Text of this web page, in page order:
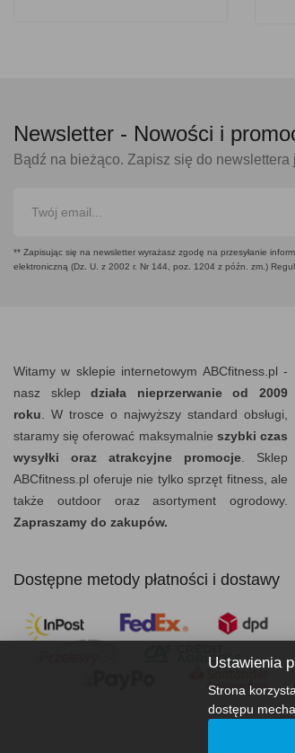
Newsletter - Nowości i
Bądź na bieżąco. Zapisz się do newslettera
** Zapisując się na newsletter wyrażasz zgodę na przesyłanie
elektroniczną (Dz. U. z 2002 r. Nr 144, poz. 1204 z późn. zm.)
Witamy w sklepie internetowym ABCfitness.pl -
nasz sklepdziała nieprzerwanie od 2009
roku . W trosce o najwyższy standard obsługi,
staramy się oferować maksymalnie szybki czas
wysyłki oraz atrakcyjne promocje . Sklep
ABCfitness.pl oferuje nie tylko sprzęt fitness, ale
także outdoor oraz asortyment ogrodowy.
Zapraszamy do zakupów.
Dostępne metody płatności i dostawy
Ustawienia
Strona
dostępu